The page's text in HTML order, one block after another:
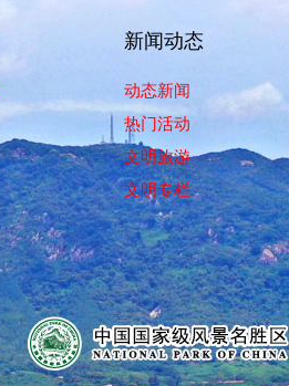
新闻动态
动态新闻
热门活动
文明旅游
文明专栏